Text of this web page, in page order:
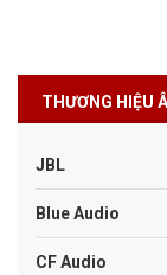
THƯƠNG HIỆU
JBL
Blue Audio
CF Audio